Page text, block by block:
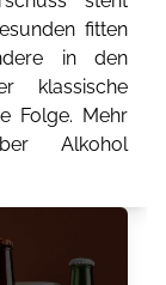
fitten
in den
klassische
Folge. Mehr
Alkohol